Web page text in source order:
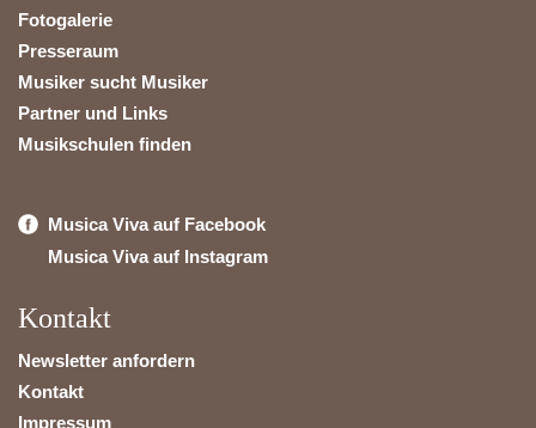
Fotogalerie
Presseraum
Musiker sucht Musiker
Partner und Links
Musikschulen finden
Musica Viva auf Facebook
Musica Viva auf Instagram
Kontakt
Newsletter anfordern
Kontakt
Impressum